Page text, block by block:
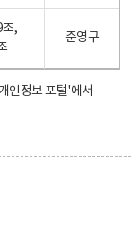
조,
준영구
인정보 포털'에서